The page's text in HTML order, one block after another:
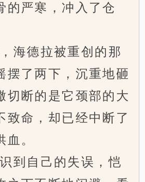
的严寒，冲入了仓
海德拉被重创的那
摆了两下，沉重地砸
切断的是它颈部的大
致命，却已经中断了
。
到自己的失误，恺